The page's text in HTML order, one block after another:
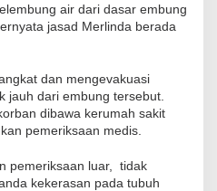
air dari dasar embung
jasad Merlinda berada
dan mengevakuasi
jauh dari embung tersebut.
dibawa kerumah sakit
pemeriksaan medis.
pemeriksaan luar, tidak
kekerasan pada tubuh